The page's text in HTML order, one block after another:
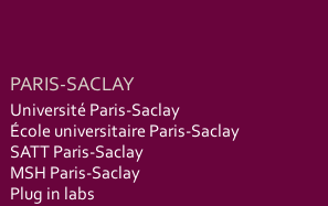
PARIS-SACLAY
Université Paris-Saclay
École universitaire Paris-Saclay
SATT Paris-Saclay
MSH Paris-Saclay
Plug in labs